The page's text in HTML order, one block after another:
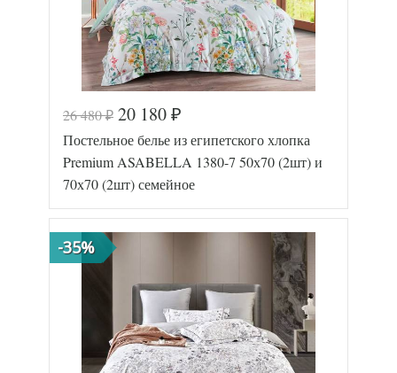
26 480₽ 20 180 ₽
Постельное белье из египетского хлопка
Premium ASABELLA 1380-7 50х70 (2шт) и
70х70 (2шт) семейное
-35%